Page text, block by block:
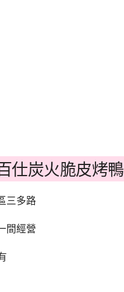
仕炭火脆皮烤鴨
三多路
間經營